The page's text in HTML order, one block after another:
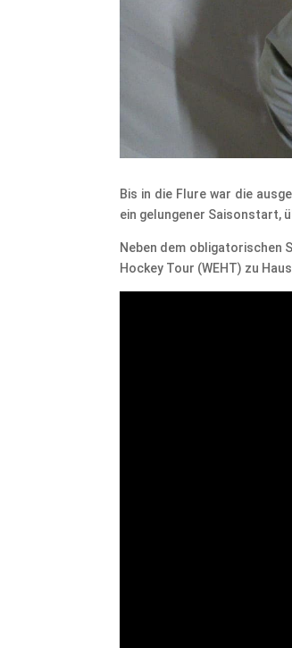
Bis in die Flure war die
ein gelungener Saisonstart,
Neben dem obligatorischen
Hockey Tour (WEHT) zu